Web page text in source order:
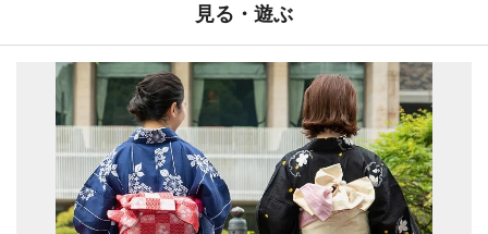
見る・遊ぶ